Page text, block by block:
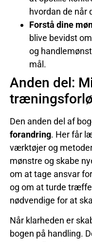
hvordan de når
Forstå dine
blive bevidst
og
mål.
Anden del:
Den anden del af
forandring. Her får
værktøjer og
mønstre og skabe
om at tage ansvar
og om at turde
nødvendige for at
Når klarheden er
bogen på handling.